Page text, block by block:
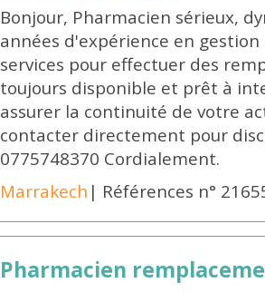
Bonjour, Pharmacien sérieux,
années d'expérience en
services pour effectuer des
toujours disponible et prêt à
assurer la continuité de votre
contacter directement pour
0775748370 Cordialement.
Marrakech | Références n°
Pharmacien